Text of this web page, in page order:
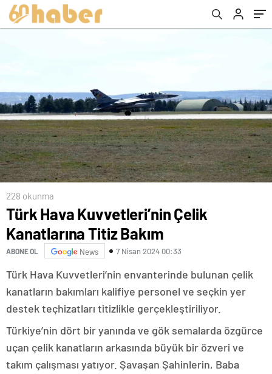
228 okunma
Türk Hava Kuvvetleri’nin Çelik
Kanatlarına Titiz Bakım
ABONE OL News 7 Nisan 2024 00:33
Türk Hava Kuvvetleri’nin envanterinde bulunan çelik
kanatların bakımları kalifiye personel ve seçkin yer
destek teçhizatları titizlikle gerçekleştiriliyor.
Türkiye’nin dört bir yanında ve gök semalarda özgürce
uçan çelik kanatların arkasında büyük bir özveri ve
takım çalışması yatıyor. Şavaşan Şahinlerin, Baba